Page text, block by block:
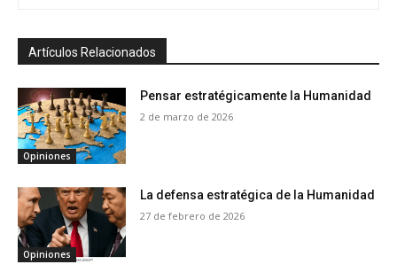
Artículos Relacionados
Opiniones
Pensar estratégicamente la Humanidad
2 de marzo de 2026
Opiniones
La defensa estratégica de la Humanidad
27 de febrero de 2026